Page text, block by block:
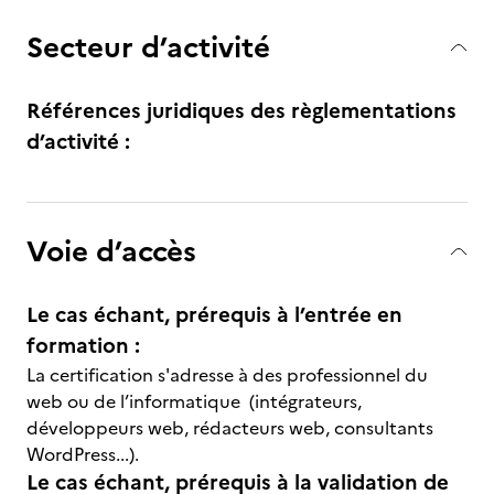
Secteur d’activité
Références juridiques des règlementations
d’activité :
Voie d’accès
Le cas échant, prérequis à l’entrée en
formation :
La certification s'adresse à des professionnel du
web ou de l’informatique (intégrateurs,
développeurs web, rédacteurs web, consultants
WordPress...).
Le cas échant, prérequis à la validation de